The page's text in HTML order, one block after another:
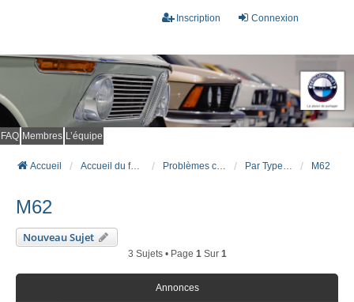
Connexion
Inscription
FAQ Membres L’équipe
Accueil Accueil du forum Problèmes connus et résolus (FAQ) Par Type Moteur (ESSENCE) M62
M62
Nouveau Sujet
3 Sujets • Page 1Sur 1
Annonces